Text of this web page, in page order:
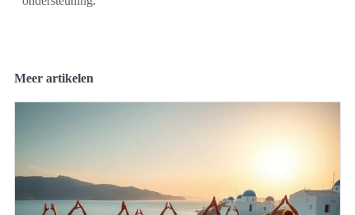
Meer artikelen